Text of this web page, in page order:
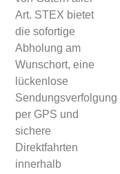
Art. STEX bietet
die sofortige
Abholung am
Wunschort, eine
lückenlose
Sendungsverfolgung
per GPS und
sichere
Direktfahrten
innerhalb